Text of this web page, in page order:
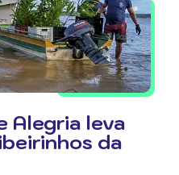
Alegria leva
da